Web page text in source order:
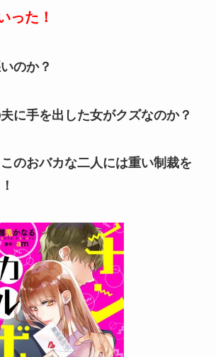
った！
のか？
に手を出した女がクズなのか？
のおバカな二人には重い制裁を